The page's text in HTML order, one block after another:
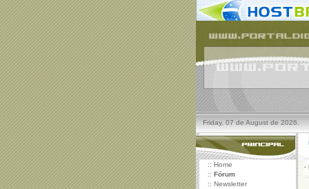
Friday, 07 de August de 2026.
:: Home
:: Fórum
:: Newsletter